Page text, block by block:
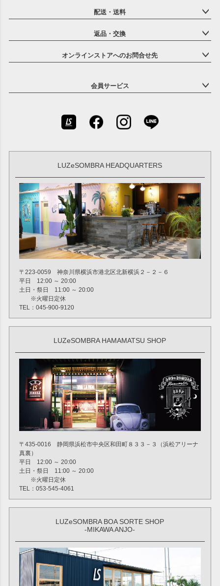
配送・送料
返品・交換
オンラインストアへのお問合せ先
会員サービス
LUZeSOMBRA HEADQUARTERS
〒223-0059 神奈川県横浜市港北区北新横浜２－２－６
平日 12:00 ～ 20:00
土日・祭日 11:00 ～ 20:00
※火曜日定休
TEL：045-900-9120
LUZeSOMBRA HAMAMATSU SHOP
〒435-0016 静岡県浜松市中央区和田町８３３－３（浜松アリーナ
真裏）
平日 12:00 ～ 20:00
土日・祭日 11:00 ～ 20:00
※火曜日定休
TEL：053-545-4061
LUZeSOMBRA BOA SORTE SHOP
-MIKAWA ANJO-